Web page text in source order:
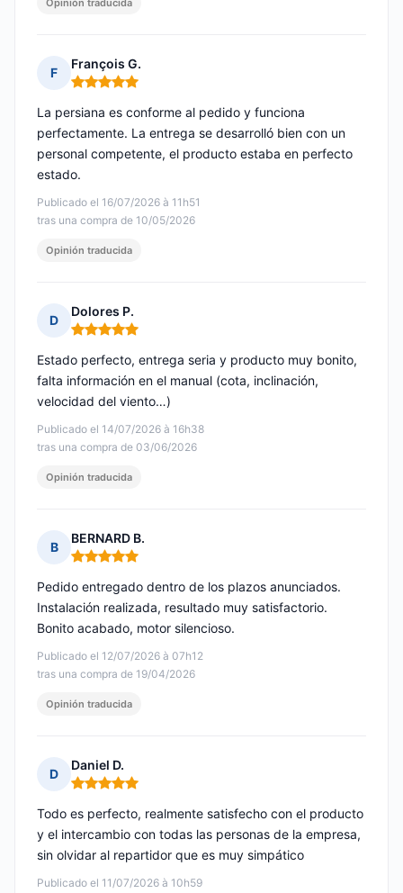
Opinión traducida
F
François G.
Nota: 5 de 5
Publicado el 16/07/2026 à 11h51
tras una compra de 10/05/2026
La persiana es conforme al pedido y funciona
perfectamente. La entrega se desarrolló bien con un
personal competente, el producto estaba en perfecto
estado.
Opinión traducida
D
Dolores P.
Nota: 5 de 5
Publicado el 14/07/2026 à 16h38
tras una compra de 03/06/2026
Estado perfecto, entrega seria y producto muy bonito,
falta información en el manual (cota, inclinación,
velocidad del viento…)
Opinión traducida
B
BERNARD B.
Nota: 5 de 5
Publicado el 12/07/2026 à 07h12
tras una compra de 19/04/2026
Pedido entregado dentro de los plazos anunciados.
Instalación realizada, resultado muy satisfactorio.
Bonito acabado, motor silencioso.
Opinión traducida
D
Daniel D.
Nota: 5 de 5
Publicado el 11/07/2026 à 10h59
Todo es perfecto, realmente satisfecho con el producto
y el intercambio con todas las personas de la empresa,
sin olvidar al repartidor que es muy simpático